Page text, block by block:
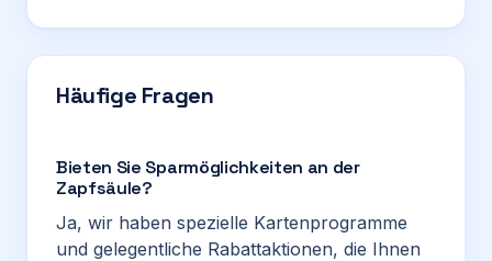
Häufige Fragen
Bieten Sie Sparmöglichkeiten an der
Zapfsäule?
Ja, wir haben spezielle Kartenprogramme
und gelegentliche Rabattaktionen, die Ihnen